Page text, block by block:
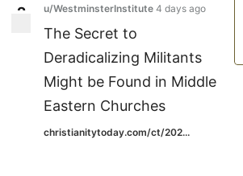
22 u/WestminsterInstitute 4 days ago
The Secret to
Deradicalizing Militants
Might be Found in Middle
Eastern Churches
christianitytoday.com/ct/202...